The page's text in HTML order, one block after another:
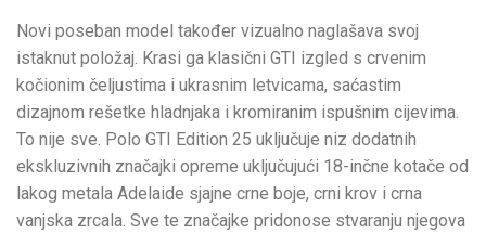
Novi poseban model također vizualno naglašava svoj
istaknut položaj. Krasi ga klasični GTI izgled s crvenim
kočionim čeljustima i ukrasnim letvicama, saćastim
dizajnom rešetke hladnjaka i kromiranim ispušnim cijevima.
To nije sve. Polo GTI Edition 25 uključuje niz dodatnih
ekskluzivnih značajki opreme uključujući 18-inčne kotače od
lakog metala Adelaide sjajne crne boje, crni krov i crna
vanjska zrcala. Sve te značajke pridonose stvaranju njegova